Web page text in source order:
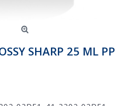
SHARP 25 ML PP